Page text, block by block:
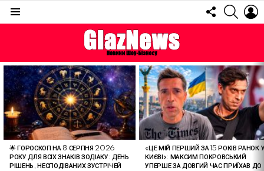
FOLLOW
US
ОСТАННІ
СТАТТІ
🌟 ГОРОСКОП НА 8 СЕРПНЯ 2026
РОКУ ДЛЯ ВСІХ ЗНАКІВ ЗОДІАКУ: ДЕНЬ
РІШЕНЬ, НЕСПОДІВАНИХ ЗУСТРІЧЕЙ
«ЦЕ МІЙ ПЕРШИЙ ЗА 15 РОКІВ РАНОК
КИЄВІ»: МАКСИМ ПОКРОВСЬКИЙ
УПЕРШЕ ЗА ДОВГИЙ ЧАС ПРИЇХАВ ДО